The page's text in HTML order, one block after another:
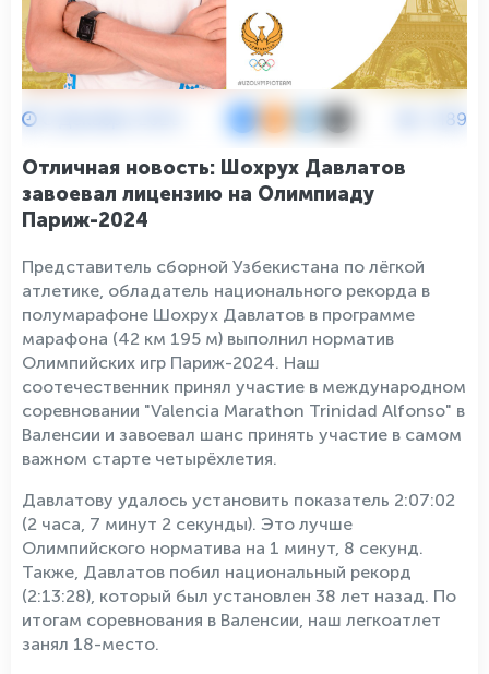
4189
Отличная новость: Шохрух Давлатов
завоевал лицензию на Олимпиаду
Париж-2024
Представитель сборной Узбекистана по лёгкой
атлетике, обладатель национального рекорда в
полумарафоне Шохрух Давлатов в программе
марафона (42 км 195 м) выполнил норматив
Олимпийских игр Париж-2024. Наш
соотечественник принял участие в международном
соревновании "Valencia Marathon Trinidad Alfonso" в
Валенсии и завоевал шанс принять участие в самом
важном старте четырёхлетия.
Давлатову удалось установить показатель 2:07:02
(2 часа, 7 минут 2 секунды). Это лучше
Олимпийского норматива на 1 минут, 8 секунд.
Также, Давлатов побил национальный рекорд
(2:13:28), который был установлен 38 лет назад. По
итогам соревнования в Валенсии, наш легкоатлет
занял 18-место.